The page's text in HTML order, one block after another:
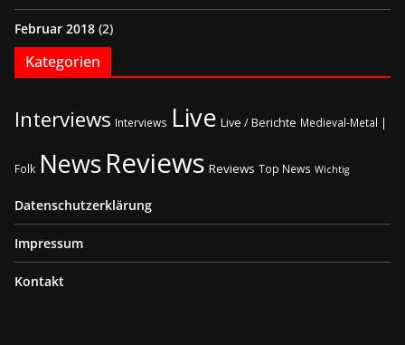
Februar 2018 (2)
Kategorien
Interviews Interviews Live Live / Berichte Medieval-Metal |
Folk NewsReviews Reviews Top News Wichtig
Datenschutzerklärung
Impressum
Kontakt